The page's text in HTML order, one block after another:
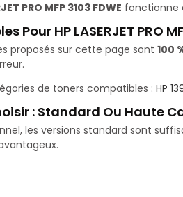
PRO MFP 3103 FDWE fonctionne
Pour HP LASERJET PRO
proposés sur cette page sont 100
de toners compatibles : HP
: Standard Ou Haute
les versions standard sont